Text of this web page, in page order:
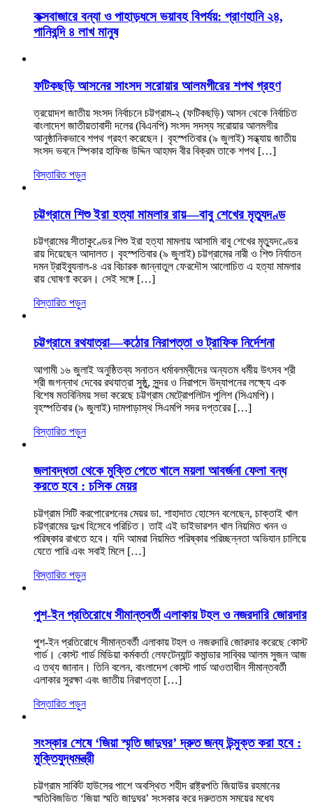
কক্সবাজারে বন্যা ও পাহাড়ধসে ভয়াবহ বিপর্যয়: প্রাণহানি ২৪,
পানিবন্দি ৪ লাখ মানুষ
ফটিকছড়ি আসনের সাংসদ সরোয়ার আলমগীরের শপথ গ্রহণ
ত্রয়োদশ জাতীয় সংসদ নির্বাচনে চট্টগ্রাম-২ (ফটিকছড়ি) আসন থেকে নির্বাচিত
বাংলাদেশ জাতীয়তাবাদী দলের (বিএনপি) সংসদ সদস্য সরোয়ার আলমগীর
আনুষ্ঠানিকভাবে শপথ গ্রহণ করেছেন। বৃহস্পতিবার (৯ জুলাই) সন্ধ্যায় জাতীয়
সংসদ ভবনে স্পিকার হাফিজ উদ্দিন আহমদ বীর বিক্রম তাকে শপথ […]
বিস্তারিত পড়ুন
চট্টগ্রামে শিশু ইরা হত্যা মামলার রায়—বাবু শেখের মৃত্যুদণ্ড
চট্টগ্রামের সীতাকুণ্ডের শিশু ইরা হত্যা মামলায় আসামি বাবু শেখের মৃত্যুদণ্ডের
রায় দিয়েছেন আদালত। বৃহস্পতিবার (৯ জুলাই) চট্টগ্রামের নারী ও শিশু নির্যাতন
দমন ট্রাইব্যুনাল-৪ এর বিচারক জান্নাতুল ফেরদৌস আলোচিত এ হত্যা মামলার
রায় ঘোষণা করেন। সেই সঙ্গে […]
বিস্তারিত পড়ুন
চট্টগ্রামে রথযাত্রা—কঠোর নিরাপত্তা ও ট্রাফিক নির্দেশনা
আগামী ১৬ জুলাই অনুষ্ঠিতব্য সনাতন ধর্মাবলম্বীদের অন্যতম ধর্মীয় উৎসব শ্রী
শ্রী জগন্নাথ দেবের রথযাত্রা সুষ্ঠু, সুন্দর ও নিরাপদে উদ্‌যাপনের লক্ষ্যে এক
বিশেষ মতবিনিময় সভা করেছে চট্টগ্রাম মেট্রোপলিটন পুলিশ (সিএমপি)।
বৃহস্পতিবার (৯ জুলাই) দামপাড়াস্থ সিএমপি সদর দপ্তরের […]
বিস্তারিত পড়ুন
জলাবদ্ধতা থেকে মুক্তি পেতে খালে ময়লা আবর্জনা ফেলা বন্ধ
করতে হবে : চসিক মেয়র
চট্টগ্রাম সিটি করপোরেশনের মেয়র ডা. শাহাদাত হোসেন বলেছেন, চাক্তাই খাল
চট্টগ্রামের দুঃখ হিসেবে পরিচিত। তাই এই ডাইভারশন খাল নিয়মিত খনন ও
পরিষ্কার রাখতে হবে। যদি আমরা নিয়মিত পরিষ্কার পরিচ্ছন্নতা অভিযান চালিয়ে
যেতে পারি এবং সবাই মিলে […]
বিস্তারিত পড়ুন
পুশ-ইন প্রতিরোধে সীমান্তবর্তী এলাকায় টহল ও নজরদারি জোরদার
পুশ-ইন প্রতিরোধে সীমান্তবর্তী এলাকায় টহল ও নজরদারি জোরদার করেছে কোস্ট
গার্ড। কোস্ট গার্ড মিডিয়া কর্মকর্তা লেফটেন্যান্ট কমান্ডার সাব্বির আলম সুজন আজ
এ তথ্য জানান। তিনি বলেন, বাংলাদেশ কোস্ট গার্ড আওতাধীন সীমান্তবর্তী
এলাকার সুরক্ষা এবং জাতীয় নিরাপত্তা […]
বিস্তারিত পড়ুন
সংস্কার শেষে ‘জিয়া স্মৃতি জাদুঘর’ দ্রুত জন্য উন্মুক্ত করা হবে :
মুক্তিযুদ্ধমন্ত্রী
চট্টগ্রাম সার্কিট হাউসের পাশে অবস্থিত শহীদ রাষ্ট্রপতি জিয়াউর রহমানের
স্মৃতিবিজড়িত ‘জিয়া স্মৃতি জাদুঘর’ সংস্কার করে দ্রুততম সময়ের মধ্যে